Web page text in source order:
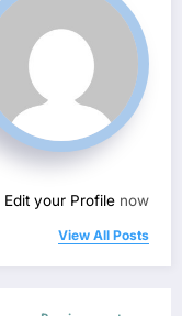
Edit your Profile now.
View All Posts